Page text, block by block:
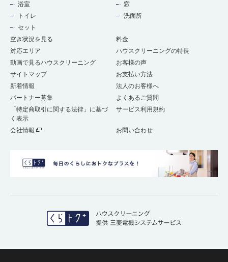
浴室
窓
トイレ
洗面所
セット
空き状況を見る
料金
対応エリア
ハウスクリーニングの特長
動画で見るハウスクリーニング
お客様の声
サイトマップ
お支払い方法
新着情報
法人のお客様へ
パートナー募集
よくあるご質問
「特定商取引に関する法律」に基づ
く表示
サービス利用規約
会社情報 お問い合わせ